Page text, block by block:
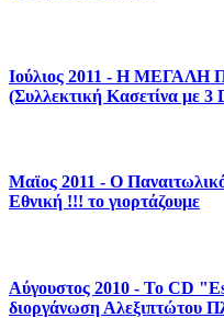
Ιούλιος 2011 - Η
(Συλλεκτική Κασετίνα με 3
Μαϊος 2011 - Ο
Εθνική !!! το γιορτάζουμε
Αύγουστος 2010 - Το CD
διοργάνωση Αλεξιπτώτου